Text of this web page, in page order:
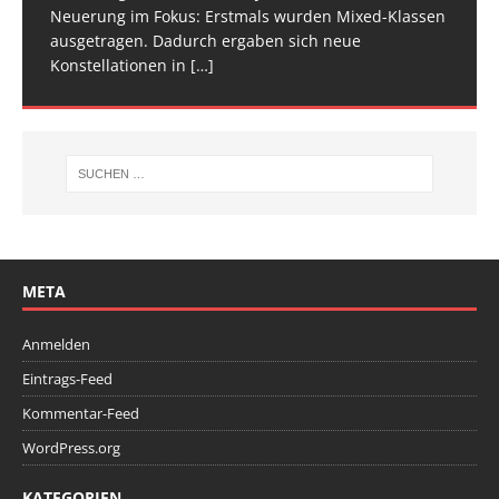
Neuerung im Fokus: Erstmals wurden Mixed-Klassen
ausgetragen. Dadurch ergaben sich neue
Konstellationen in […]
(Baden-Württemberg) zu einem hochkarätigen
Wettkampfwochenende: Am Samstag standen die
Deutschen[…]
META
Anmelden
Eintrags-Feed
Kommentar-Feed
WordPress.org